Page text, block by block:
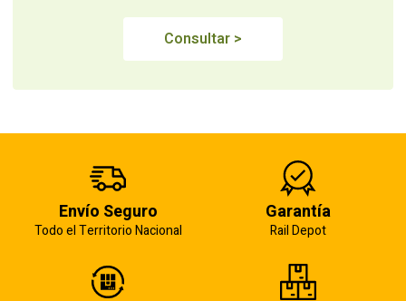
Consultar >
Envío Seguro
Todo el Territorio Nacional
Garantía
Rail Depot